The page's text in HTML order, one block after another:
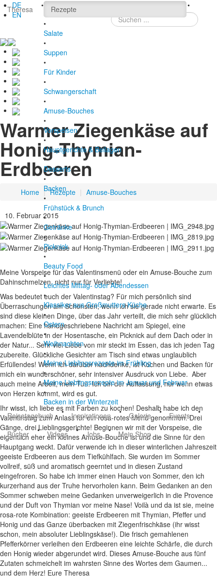
DE
EN
Theresa •
Rezepte
•
Salate
•
Suppen
•
Für Kinder
•
Schwangerschaft
•
Amuse-Bouches
•
Vorspeisen
•
Hauptgerichte & Beilagen
•
Desserts
•
Backen
•
Frühstück & Brunch
•
Getränke
•
Picknick
•
Beauty Food
•
Leichtes Mittag- oder Abendessen
•
Klassiker aus Großmutters Küche
•
Ostern
•
Weihnachten
•
Meine Lieblingsrezepte im Frühling
•
Meine Lieblingsrezepte im Januar und Februar
•
Backen in der Winterzeit
•
Reisetagebuch • Inspirationen • Galerie • Events •
Bücher • Videos • Jobs • Mein Shop
Warmer Ziegenkäse auf
Honig-Thymian-
Erdbeeren
Home | Rezepte | Amuse-Bouches
10. Februar 2015
Meine Vorspeise für das Valentinsmenü oder ein Amuse-Bouche zum
Dahinschmelzen, nicht nur für Verliebte!
Was bedeutet euch der Valentinstag? Für mich persönlich sind
Überraschungen am Schönsten, wenn ich sie gerade nicht erwarte. Es
sind diese kleinen Dinge, über das Jahr verteilt, die mich sehr glücklich
machen: Eine handgeschriebene Nachricht am Spiegel, eine
Lavendelblüte in der Hosentasche, ein Picknick auf dem Dach oder in
der Natur... Sehr viel Liebe von mir steckt im Essen, das ich jeden Tag
zubereite. Glückliche Gesichter am Tisch sind etwas unglaublich
Erfüllendes! Wenn ich darüber nachdenke, ist Kochen und Backen für
mich ein wunderschöner, sehr intensiver Ausdruck von Liebe. Aber
auch meine Arbeit, mein Tun. Ich bin der Auffassung, nur wenn etwas
von Herzen kommt, wird es gut.
Ihr wisst, ich liebe es mit Farben zu kochen! Deshalb habe ich den
Valentinstag zum Anlass für ein rosa-rotes Menü genommen. Drei
Gänge, drei Lieblingsgerichte! Beginnen wir mit der Vorspeise, die
eigentlich eher ein kleines Amuse-Bouche ist und die Sinne für den
Hauptgang weckt. Dafür verwende ich in dieser winterlichen Jahreszeit
geeiste Erdbeeren aus dem Tiefkühlfach. Sie wurden im Sommer
vollreif, süß und aromatisch geerntet und in diesen Zustand
eingefroren. So habe ich immer einen Hauch von Sommer, den ich
kurzerhand aus der Truhe hervorholen kann. Beim Gedanken an den
Sommer schweben meine Gedanken unverweigerlich in die Provence
und der Duft von Thymian vor meine Nase! Voilà und da ist sie, meine
rosa-rote Kombination: geeiste Erdbeeren mit Thymian, Pfeffer und
Honig und das Ganze überbacken mit Ziegenfrischkäse (ihr wisst
schon, mein absoluter Lieblingskäse!). Die frisch gemahlenen
Pfefferkörner verleihen den Erdbeeren eine leichte Schärfe, die durch
den Honig wieder abgerundet wird. Dieses Amuse-Bouche aus fünf
Zutaten schmeichelt im wahrsten Sinne des Wortes dem Gaumen...
und dem Herz! Eure Theresa